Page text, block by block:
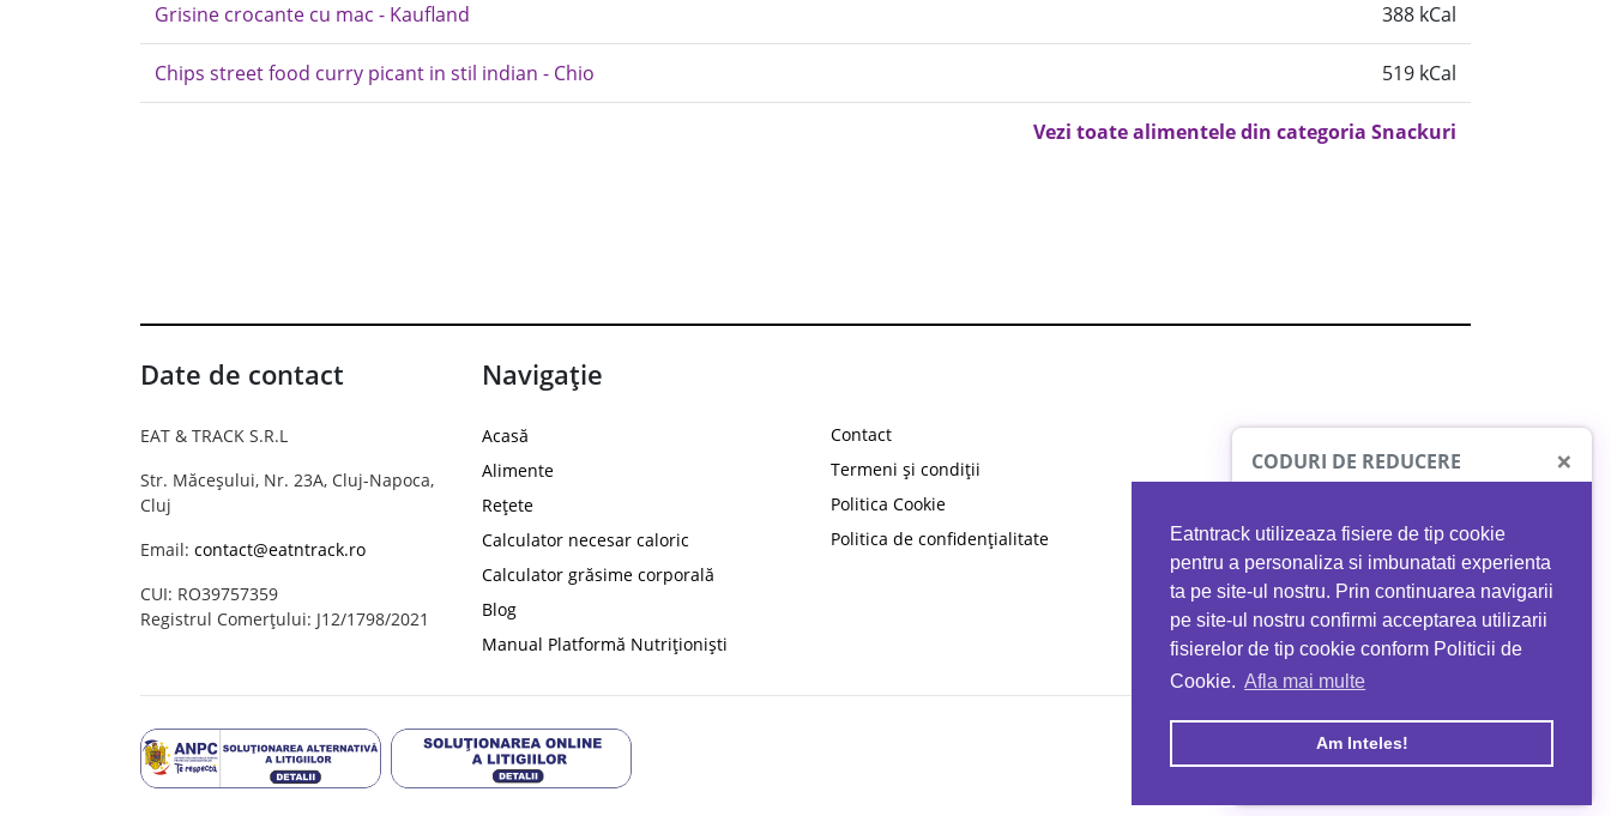
Eatntrack utilizeaza fisiere de tip cookie
pentru a personaliza si imbunatati experienta
ta pe site-ul nostru. Prin continuarea navigarii
pe site-ul nostru confirmi acceptarea utilizarii
fisierelor de tip cookie conform Politicii de
Cookie. Afla mai multe
Am Inteles!
Grisine crocante cu mac - Kaufland 388 kCal
Chips street food curry picant in stil indian - Chio 519 kCal
Vezi toate alimentele din categoria Snackuri
Date de contact
EAT & TRACK S.R.L
Str. Măceșului, Nr. 23A, Cluj-Napoca,
Cluj
Email: contact@eatntrack.ro
CUI: RO39757359
Registrul Comerțului: J12/1798/2021
Navigație
Acasă
Alimente
Rețete
Calculator necesar caloric
Calculator grăsime corporală
Blog
Manual Platformă Nutriționiști
Contact
Termeni și condiții
Politica Cookie
Politica de confidențialitate
CODURI DE REDUCERE ×
PROTO41
reducere la orice comandă
EATNTRACK
MYPROTEIN
Ai40%reducere la orice comandă
folosind codul EATTRACK